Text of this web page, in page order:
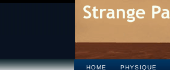
HOME PHYSIQUE